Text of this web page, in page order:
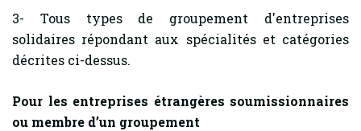
3- Tous types de groupement d'entreprises
solidaires répondant aux spécialités et catégories
décrites ci-dessus.
Pour les entreprises étrangères soumissionnaires
ou membre d’un groupement